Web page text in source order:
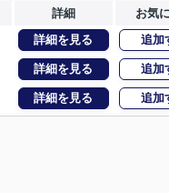
詳細 お気
詳細を見る 追加
詳細を見る 追加
詳細を見る 追加